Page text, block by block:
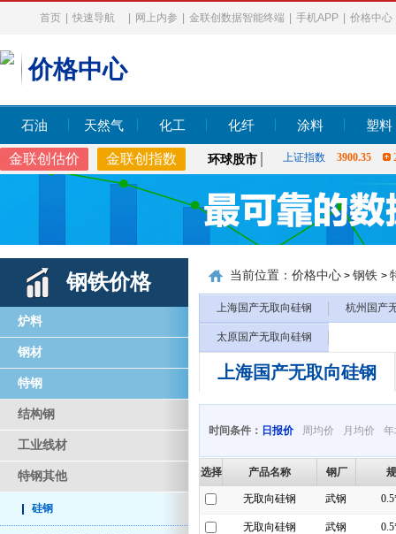
首页 快速导航 网上内参 金联创数据智能终端 手机APP 价格中心
价格中心
石油 天然气 化工 化纤 涂料 塑料
金联创估价 金联创指数 环球股市
上证指数 3900.35
道琼斯工业指数
上证指数 3900.35
钢铁价格
炉料
钢材
特钢
结构钢
工业线材
特钢其他
硅钢
当前位置： 价格中心 > 钢铁 >
上海国产无取向硅钢 杭州国产
太原国产无取向硅钢
上海国产无取向硅钢
时间条件： 日报价 周均价 月均价
选择 产品名称 钢厂
无取向硅钢 武钢
无取向硅钢 武钢